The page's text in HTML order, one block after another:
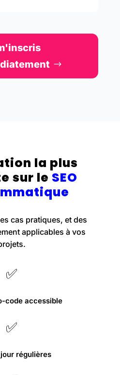
la plus
sur le SEO
cas pratiques, et des
applicables à vos
✅
code accessible
✅
régulières